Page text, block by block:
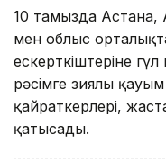
10 тамызда
мен облыс
ескерткіштеріне
рәсімге зиялы
қайраткерлері,
қатысады.